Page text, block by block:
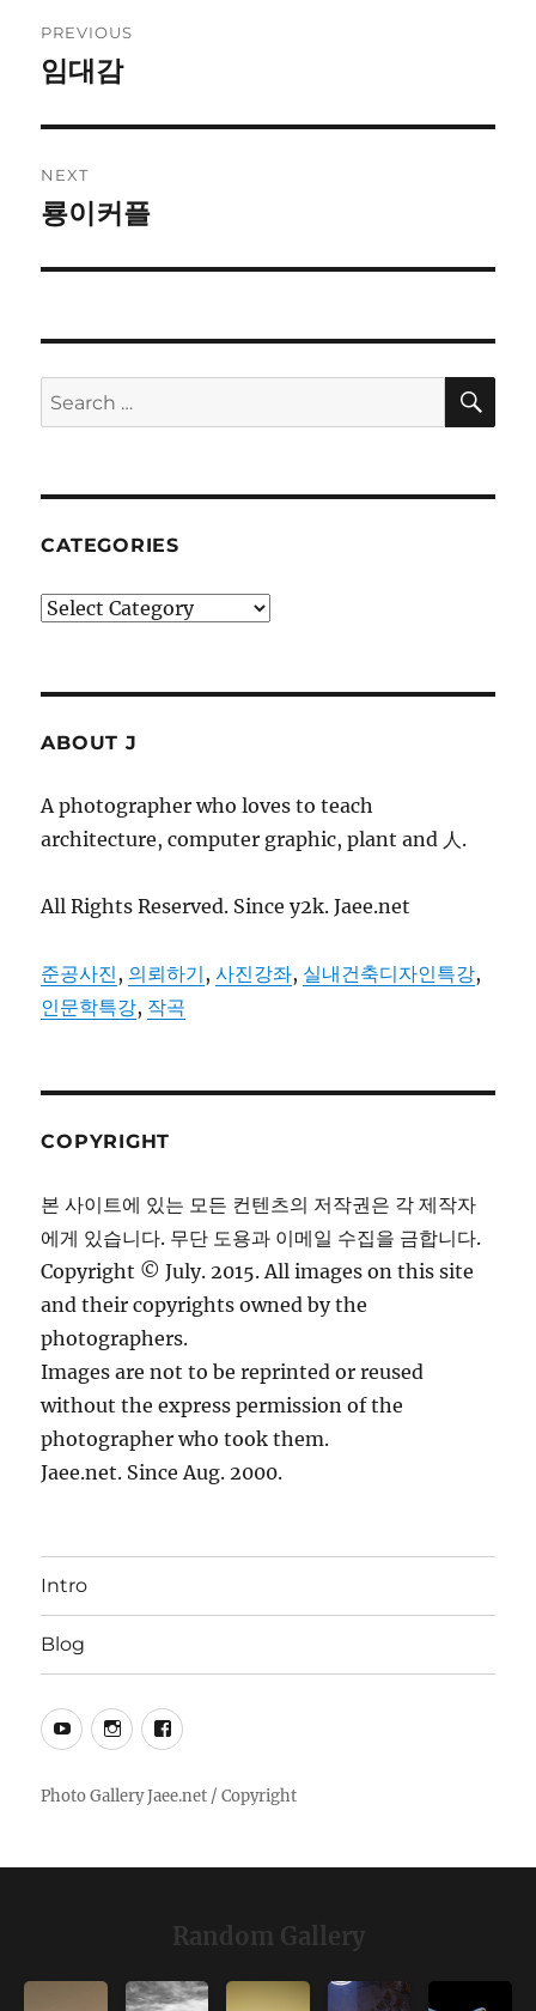
navigation
PREVIOUS
Previous
임대감
NEXT
Next
룡이커플
Search
for:
CATEGORIES
Categories
ABOUT J
A photographer who loves to teach
architecture, computer graphic, plant and 人.
All Rights Reserved. Since y2k. Jaee.net
준공사진 , 의뢰하기 ,사진강좌, 실내건축디자인특강,
인문학특강, 작곡
COPYRIGHT
본 사이트에 있는 모든 컨텐츠의 저작권은 각 제작자
에게 있습니다. 무단 도용과 이메일 수집을 금합니다.
Copyright © July. 2015. All images on this site
and their copyrights owned by the
photographers.
Images are not to be reprinted or reused
without the express permission of the
photographer who took them.
Jaee.net. Since Aug. 2000.
Intro
Blog
YouTubeInstagramFacebook
Random Gallery